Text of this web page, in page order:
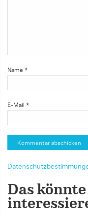
Name *
E-Mail *
Das